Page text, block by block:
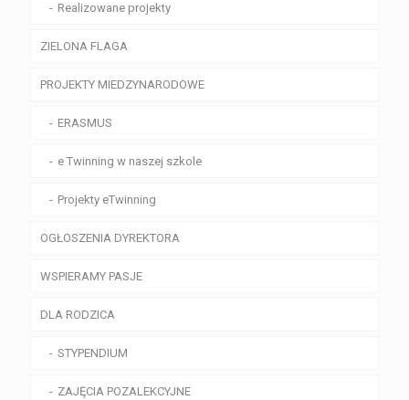
Realizowane projekty
ZIELONA FLAGA
PROJEKTY MIEDZYNARODOWE
ERASMUS
e Twinning w naszej szkole
Projekty eTwinning
OGŁOSZENIA DYREKTORA
WSPIERAMY PASJE
DLA RODZICA
STYPENDIUM
ZAJĘCIA POZALEKCYJNE